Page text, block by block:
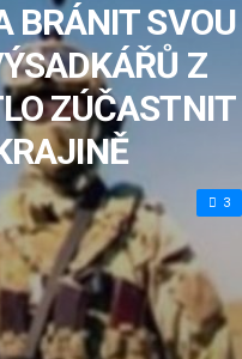
BRÁNIT SVOU
Z
ZÚČASTNIT
3